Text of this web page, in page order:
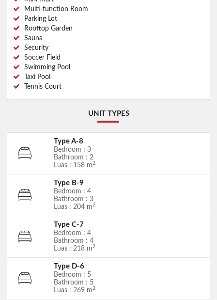
Multi-function Room
Parking Lot
Rooftop Garden
Sauna
Security
Soccer Field
Swimming Pool
Taxi Pool
Tennis Court
UNIT TYPES
Type A-8
Bedroom : 3
Bathroom : 2
Luas : 158 m2
Type B-9
Bedroom : 4
Bathroom : 3
Luas : 204 m2
Type C-7
Bedroom : 4
Bathroom : 4
Luas : 218 m 2
Type D-6
Bedroom : 5
Bathroom : 5
Luas : 269 m 2